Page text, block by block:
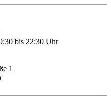
bis 22:30 Uhr
1